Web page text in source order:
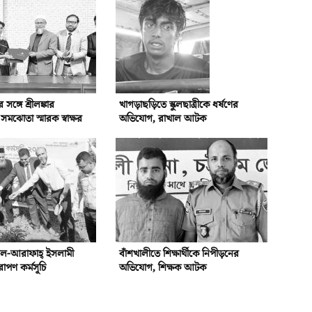
শ্রীলঙ্কার
স্মারক স্বাক্ষর
খাগড়াছড়িতে স্কুলছাত্রীকে ধর্ষণের
অভিযোগ, রাখাল আটক
আরাফাহ্‌ ইসলামী
কর্মসূচি
বাঁশখালীতে শিক্ষার্থীকে নিপীড়নের
অভিযোগ, শিক্ষক আটক